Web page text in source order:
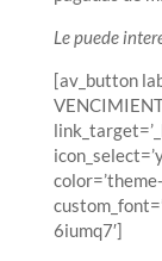
Le puede
[av_button
6iumq7′]